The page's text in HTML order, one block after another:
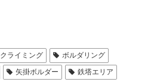
クライミング
ボルダリング
矢掛ボルダー 鉄塔エリア